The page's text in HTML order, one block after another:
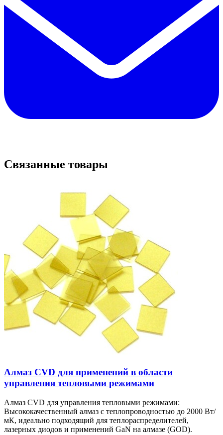
Связанные товары
Алмаз CVD для применений в области
управления тепловыми режимами
Алмаз CVD для управления тепловыми режимами:
Высококачественный алмаз с теплопроводностью до 2000 Вт/
мК, идеально подходящий для теплораспределителей,
лазерных диодов и применений GaN на алмазе (GOD).